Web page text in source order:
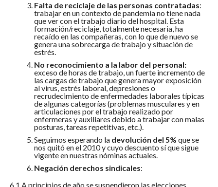
Falta de reciclaje de las personas contratadas:
trabajar en un contexto de pandemia no tiene nada
que ver con el trabajo diario del hospital. Esta
formación/reciclaje, totalmente necesaria, ha
recaído en las compañeras, con lo que de nuevo se
genera una sobrecarga de trabajo y situación de
estrés.
No reconocimiento a la labor del personal:
exceso de horas de trabajo, un fuerte incremento de
las cargas de trabajo que genera mayor exposición
al virus, estrés laboral, depresiones o
recrudecimiento de enfermedades laborales típicas
de algunas categorías (problemas musculares y en
articulaciones por el trabajo realizado por
enfermeras y auxiliares debido a trabajar con malas
posturas, tareas repetitivas, etc.).
Seguimos esperando la devolución del 5% que se
nos quitó en el 2010 y cuyo descuento sí que sigue
vigente en nuestras nóminas actuales.
Negación derechos sindicales:
6.1 A principios de año se suspendieron las elecciones